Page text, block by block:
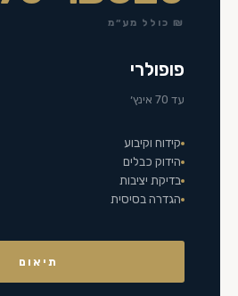
₪ כולל מע״מ
פופולרי
עד 70 אינץ׳
קידוח וקיבוע
הידוק כבלים
בדיקת יציבות
הגדרה בסיסית
תיאום